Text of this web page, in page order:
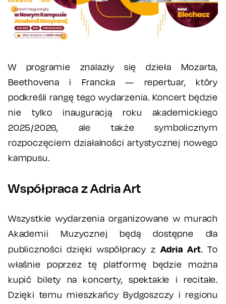
W programie znalazły się dzieła Mozarta,
Beethovena i Francka — repertuar, który
podkreśli rangę tego wydarzenia. Koncert będzie
nie tylko inauguracją roku akademickiego
2025/2026, ale także symbolicznym
rozpoczęciem działalności artystycznej nowego
kampusu.
Współpraca z Adria Art
Wszystkie wydarzenia organizowane w murach
Akademii Muzycznej będą dostępne dla
publiczności dzięki współpracy zAdria Art. To
właśnie poprzez tę platformę będzie można
kupić bilety na koncerty, spektakle i recitale.
Dzięki temu mieszkańcy Bydgoszczy i regionu